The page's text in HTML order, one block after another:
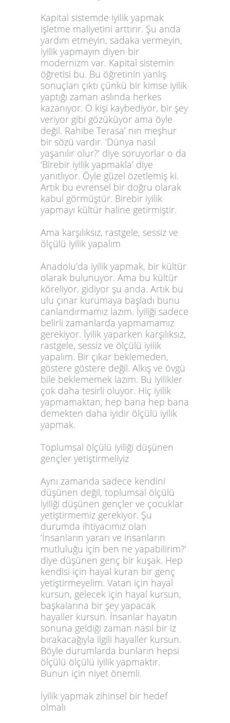
Kapital sistemde iyilik yapmak
işletme maliyetini arttırır. Şu anda
yardım etmeyin, sadaka vermeyin,
iyilik yapmayın diyen bir
modernizm var. Kapital sistemin
öğretisi bu. Bu öğretinin yanlış
sonuçları çıktı çünkü bir kimse iyilik
yaptığı zaman aslında herkes
kazanıyor. O kişi kaybediyor, bir şey
veriyor gibi gözüküyor ama öyle
değil. Rahibe Terasa’ nın meşhur
bir sözü vardır. ‘Dünya nasıl
yaşanılır olur?’ diye soruyorlar o da
‘Birebir iyilik yapmakla’ diye
yanıtlıyor. Öyle güzel özetlemiş ki.
Artık bu evrensel bir doğru olarak
kabul görmüştür. Birebir iyilik
yapmayı kültür haline getirmiştir.
Ama karşılıksız, rastgele, sessiz ve
ölçülü iyilik yapalım
Anadolu’da iyilik yapmak, bir kültür
olarak bulunuyor. Ama bu kültür
köreliyor, gidiyor şu anda. Artık bu
ulu çınar kurumaya başladı bunu
canlandırmamız lazım. İyiliği sadece
belirli zamanlarda yapmamamız
gerekiyor. İyilik yaparken karşılıksız,
rastgele, sessiz ve ölçülü iyilik
yapalım. Bir çıkar beklemeden,
göstere göstere değil. Alkış ve övgü
bile beklememek lazım. Bu iyilikler
çok daha tesirli oluyor. Hiç iyilik
yapmamaktan, hep bana hep bana
demekten daha iyidir ölçülü iyilik
yapmak.
Toplumsal ölçülü iyiliği düşünen
gençler yetiştirmeliyiz
Aynı zamanda sadece kendini
düşünen değil, toplumsal ölçülü
iyiliği düşünen gençler ve çocuklar
yetiştirmemiz gerekiyor. Şu
durumda ihtiyacımız olan
‘İnsanların yararı ve insanların
mutluluğu için ben ne yapabilirim?’
diye düşünen genç bir kuşak. Hep
kendisi için hayal kuran bir genç
yetiştirmeyelim. Vatan için hayal
kursun, gelecek için hayal kursun,
başkalarına bir şey yapacak
hayaller kursun. İnsanlar hayatın
sonuna geldiği zaman nasıl bir iz
bırakacağıyla ilgili hayaller kursun.
Böyle durumlarda bunların hepsi
ölçülü ölçülü iyilik yapmaktır.
Bunun için niyet önemli.
İyilik yapmak zihinsel bir hedef
olmalı